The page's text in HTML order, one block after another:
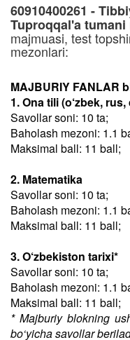
60910400261 -
Tuproqqal'a tumani
majmuasi, test
mezonlari:
MAJBURIY FANLAR
1. Ona tili (o‘zbek,
Savollar soni: 10 ta;
Baholash mezoni: 1.1
Maksimal ball: 11 ball;
2. Matematika
Savollar soni: 10 ta;
Baholash mezoni: 1.1
Maksimal ball: 11 ball;
3. O‘zbekiston tarixi*
Savollar soni: 10 ta;
Baholash mezoni: 1.1
Maksimal ball: 11 ball;
* Majburiy blokning
bo‘yicha savollar